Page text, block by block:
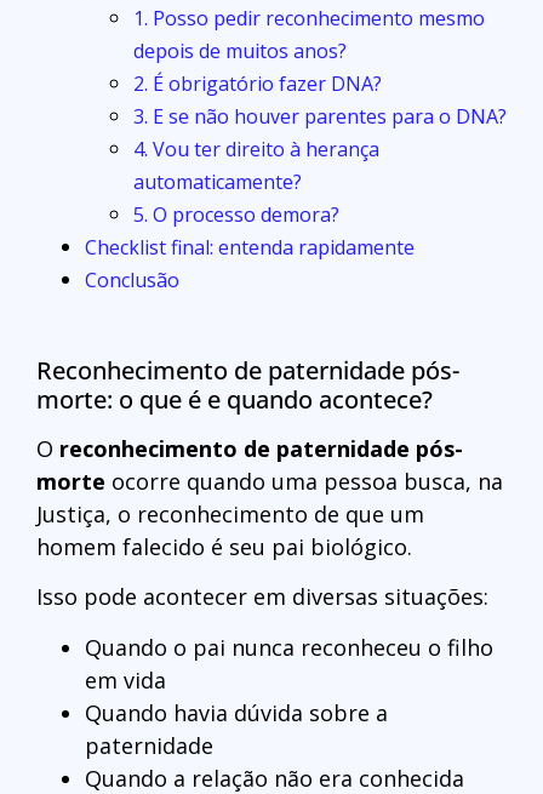
1. Posso pedir reconhecimento mesmo
depois de muitos anos?
2. É obrigatório fazer DNA?
3. E se não houver parentes para o DNA?
4. Vou ter direito à herança
automaticamente?
5. O processo demora?
Checklist final: entenda rapidamente
Conclusão
Reconhecimento de paternidade pós-
morte: o que é e quando acontece?
O reconhecimento de paternidade pós-
morte ocorre quando uma pessoa busca, na
Justiça, o reconhecimento de que um
homem falecido é seu pai biológico.
Isso pode acontecer em diversas situações:
Quando o pai nunca reconheceu o filho
em vida
Quando havia dúvida sobre a
paternidade
Quando a relação não era conhecida